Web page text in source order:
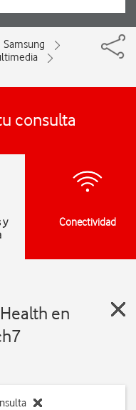
Samsung
consulta
y
Conectividad
en